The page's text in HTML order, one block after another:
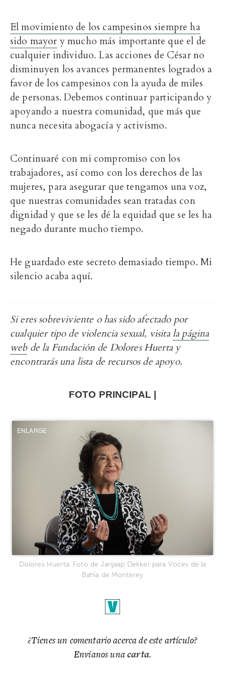
El movimiento de los campesinos siempre ha
sido mayor y mucho más importante que el de
cualquier individuo. Las acciones de César no
disminuyen los avances permanentes logrados a
favor de los campesinos con la ayuda de miles
de personas. Debemos continuar participando y
apoyando a nuestra comunidad, que más que
nunca necesita abogacía y activismo.
Continuaré con mi compromiso con los
trabajadores, así como con los derechos de las
mujeres, para asegurar que tengamos una voz,
que nuestras comunidades sean tratadas con
dignidad y que se les dé la equidad que se les ha
negado durante mucho tiempo.
He guardado este secreto demasiado tiempo. Mi
silencio acaba aquí.
Si eres sobreviviente o has sido afectado por
cualquier tipo de violencia sexual, visitala página
webde la Fundación de Dolores Huerta y
encontrarás una lista de recursos de apoyo.
FOTO PRINCIPAL |
ENLARGE
Dolores Huerta. Foto de Janjaap Dekker para Voces de la
Bahía de Monterey
¿Tienes un comentario acerca de este artículo?
Envíanos unacarta.